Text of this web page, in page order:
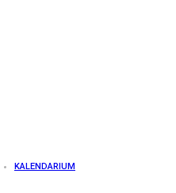
KALENDARIUM